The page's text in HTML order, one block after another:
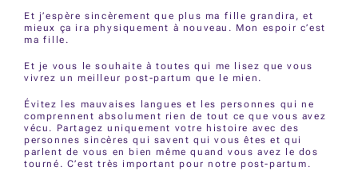
Et j’espère sincèrement que plus ma fille grandira, et
mieux ça ira physiquement à nouveau. Mon espoir c’est
ma fille.
Et je vous le souhaite à toutes qui me lisez que vous
vivrez un meilleur post-partum que le mien.
Évitez les mauvaises langues et les personnes qui ne
comprennent absolument rien de tout ce que vous avez
vécu. Partagez uniquement votre histoire avec des
personnes sincères qui savent qui vous êtes et qui
parlent de vous en bien même quand vous avez le dos
tourné. C’est très important pour notre post-partum.